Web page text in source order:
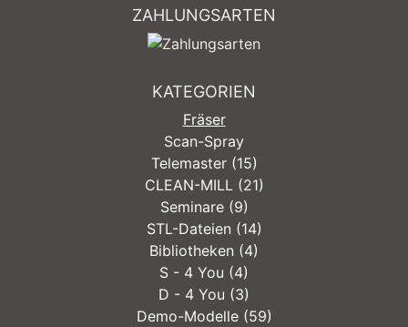
ZAHLUNGSARTEN
KATEGORIEN
Fräser
Scan-Spray
Telemaster (15)
CLEAN-MILL (21)
Seminare (9)
STL-Dateien (14)
Bibliotheken (4)
S - 4 You (4)
D - 4 You (3)
Demo-Modelle (59)